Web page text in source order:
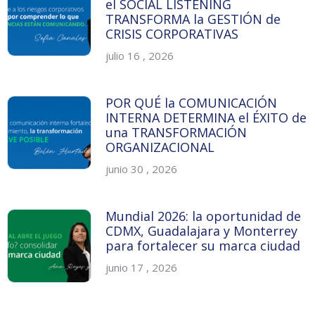
el SOCIAL LISTENING
TRANSFORMA la GESTIÓN de
CRISIS CORPORATIVAS
julio 16 , 2026
POR QUÉ la COMUNICACIÓN
INTERNA DETERMINA el ÉXITO de
una TRANSFORMACIÓN
ORGANIZACIONAL
junio 30 , 2026
Mundial 2026: la oportunidad de
CDMX, Guadalajara y Monterrey
para fortalecer su marca ciudad
junio 17 , 2026